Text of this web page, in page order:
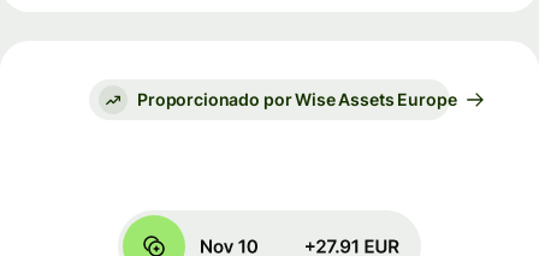
Proporcionado por Wise Assets Europe